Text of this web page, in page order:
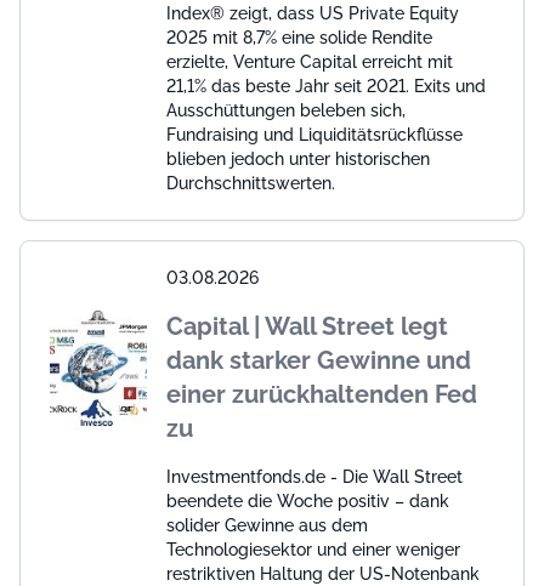
Index® zeigt, dass US Private Equity
2025 mit 8,7% eine solide Rendite
erzielte, Venture Capital erreicht mit
21,1% das beste Jahr seit 2021. Exits und
Ausschüttungen beleben sich,
Fundraising und Liquiditätsrückflüsse
blieben jedoch unter historischen
Durchschnittswerten.
03.08.2026
Capital | Wall Street legt
dank starker Gewinne und
einer zurückhaltenden Fed
zu
Investmentfonds.de - Die Wall Street
beendete die Woche positiv – dank
solider Gewinne aus dem
Technologiesektor und einer weniger
restriktiven Haltung der US-Notenbank